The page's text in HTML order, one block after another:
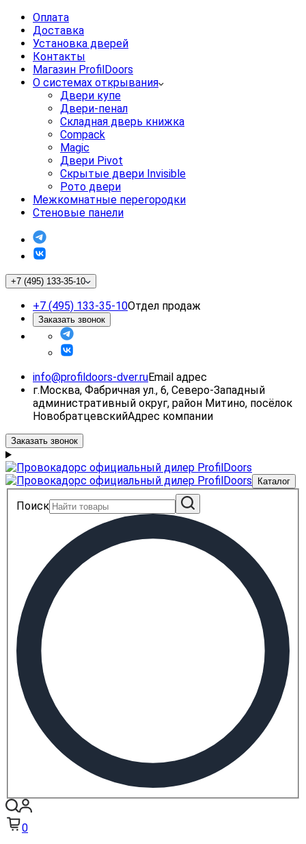
Оплата
Доставка
Установка дверей
Контакты
Магазин ProfilDoors
О системах открывания
Двери купе
Двери-пенал
Складная дверь книжка
Compack
Magic
Двери Pivot
Скрытые двери Invisible
Рото двери
Межкомнатные перегородки
Стеновые панели
+7 (495) 133-35-10
+7 (495) 133-35-10Отдел продаж
Заказать звонок
info@profildoors-dver.ruEmail адрес
г.Москва, Фабричная ул., 6, Северо-Западный
административный округ, район Митино, посёлок
НовобратцевскийАдрес компании
Заказать звонок
Каталог
Поиск
0